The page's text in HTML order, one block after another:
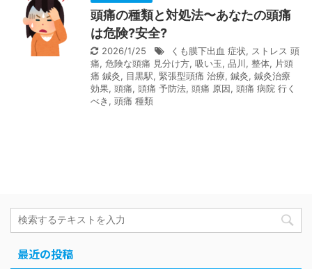
頭痛の種類と対処法〜あなたの頭痛
は危険?安全?
2026/1/25 くも膜下出血 症状, ストレス 頭
痛, 危険な頭痛 見分け方, 吸い玉, 品川, 整体, 片頭
痛 鍼灸, 目黒駅, 緊張型頭痛 治療, 鍼灸, 鍼灸治療
効果, 頭痛, 頭痛 予防法, 頭痛 原因, 頭痛 病院 行く
べき , 頭痛 種類
最近の投稿